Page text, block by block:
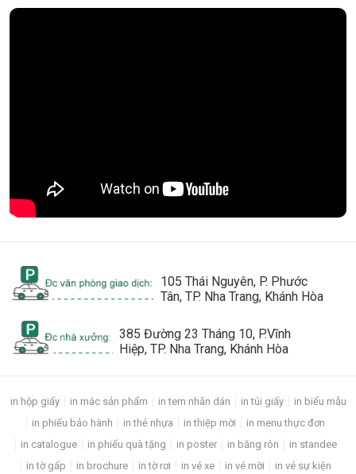
105 Thái Nguyên, P. Phước
Tân, TP. Nha Trang, Khánh Hòa
385 Đường 23 Tháng 10, P.Vĩnh
Hiệp, TP. Nha Trang, Khánh Hòa
in hộp giấy in mác sản phẩm in tem nhãn dán in túi giấy
in biểu mẫu
in phiếu bảo hành
in thẻ nhựa in thiệp mời
in menu thực đơn
in catalogue
in phiếu quà tặng in poster in băng rôn
in standee
in tờ gấp
in brochure in tờ rơi in vé xe in vé mời in vé sự kiện